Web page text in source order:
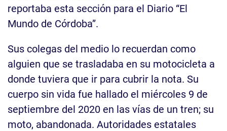
reportaba esta sección para el Diario “El
Mundo de Córdoba”.
Sus colegas del medio lo recuerdan como
alguien que se trasladaba en su motocicleta a
donde tuviera que ir para cubrir la nota. Su
cuerpo sin vida fue hallado el miércoles 9 de
septiembre del 2020 en las vías de un tren; su
moto, abandonada. Autoridades estatales